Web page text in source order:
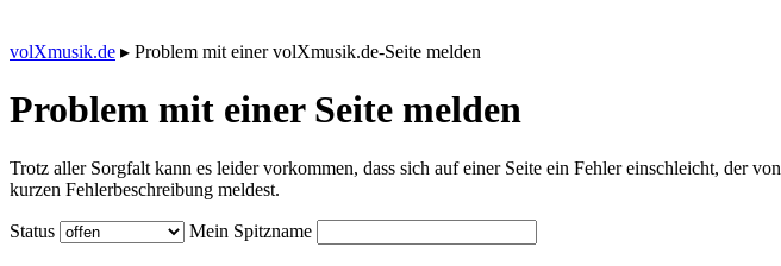
volXmusik.de ▸ Problem mit einer volXmusik.de-Seite melden
Problem mit einer Seite melden
Trotz aller Sorgfalt kann es leider vorkommen, dass sich auf einer Seite ein Fehler einschleicht, der
kurzen Fehlerbeschreibung meldest.
Status Mein Spitzname